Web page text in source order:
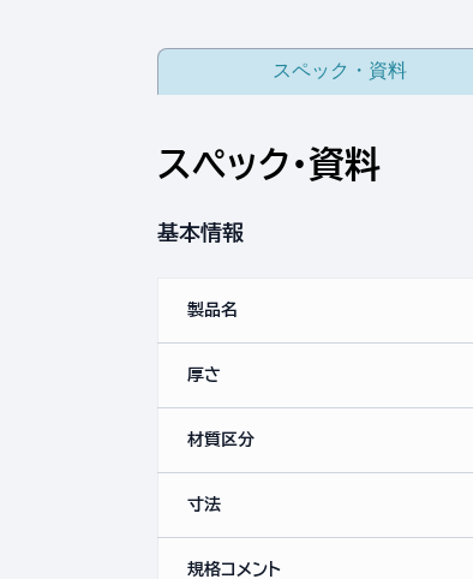
スペック・資料
スペック・資料
基本情報
製品名
厚さ
材質区分
寸法
規格コメント